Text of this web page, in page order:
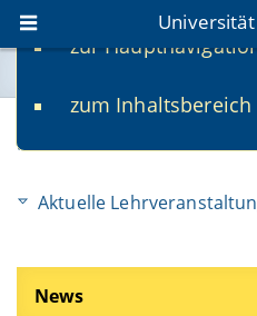
zur
zum
www.uni-
Studium
Aktuelle
News